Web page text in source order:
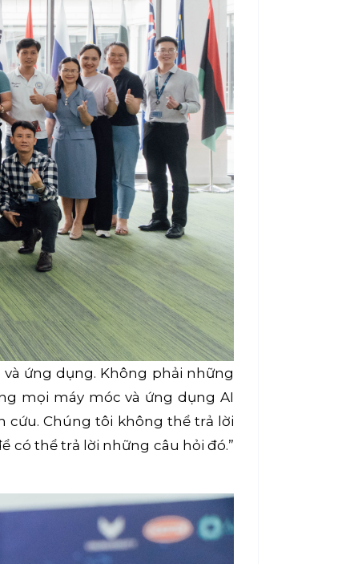
ứng dụng. Không phải những
mọi máy móc và ứng dụng AI
cứu. Chúng tôi không thể trả lời
có thể trả lời những câu hỏi đó.”